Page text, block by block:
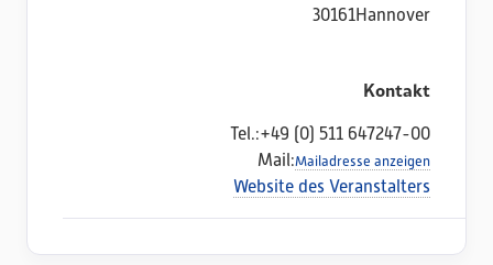
30161Hannover
Kontakt
Tel.:+49 (0) 511 647247-00
Mail:Mailadresse anzeigen
Website des Veranstalters